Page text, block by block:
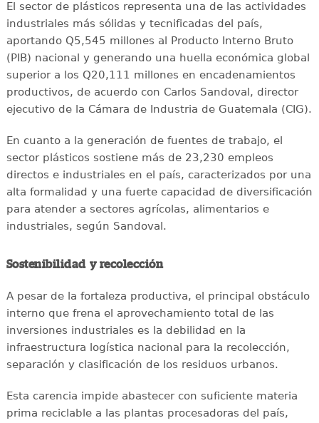
El sector de plásticos representa una de las actividades
industriales más sólidas y tecnificadas del país,
aportando Q5,545 millones al Producto Interno Bruto
(PIB) nacional y generando una huella económica global
superior a los Q20,111 millones en encadenamientos
productivos, de acuerdo con Carlos Sandoval, director
ejecutivo de la Cámara de Industria de Guatemala (CIG).
En cuanto a la generación de fuentes de trabajo, el
sector plásticos sostiene más de 23,230 empleos
directos e industriales en el país, caracterizados por una
alta formalidad y una fuerte capacidad de diversificación
para atender a sectores agrícolas, alimentarios e
industriales, según Sandoval.
Sostenibilidad y recolección
A pesar de la fortaleza productiva, el principal obstáculo
interno que frena el aprovechamiento total de las
inversiones industriales es la debilidad en la
infraestructura logística nacional para la recolección,
separación y clasificación de los residuos urbanos.
Esta carencia impide abastecer con suficiente materia
prima reciclable a las plantas procesadoras del país,